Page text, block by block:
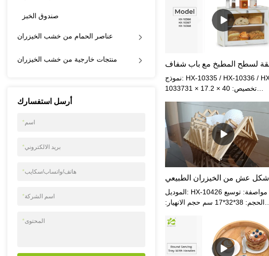
صندوق الخبز
عناصر الحمام من خشب الخيزران
منتجات خارجية من خشب الخيزران
أرسل استفسارك
*اسم
*بريد الالكتروني
*هاتف/واتساب/سكايب
*اسم الشركة
*المحتوى
نموذج: HX-10335 / HX-10336 / HX-
10337تخصيص: 40 × 17.2 × 31
خارجي واحد): 45.5 × 38 × 39 سمالوزن
الصافي: 2.9 كجمالوزن الإجمالي: 3.4
كجممادة: الخيزرانلون: طبيعي / أسود /
أبيض عتيقشكل الحاوية: مستطيلينوع
الاغلاق: مغناطيسي
الموديل: HX-10426 مواصفة: توسيع
الحجم: 38*32*17 سم حجم الانهيار:
في صندوق بني للتصدير): 48*33.5*19
الخيزران اللون: طبيعي